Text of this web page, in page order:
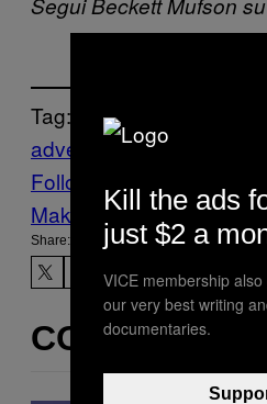
Tag:
adventure time
Follow Us On Discover
Make Us Preferred In
Share:
CONTENUTI
Kill the ads
just $2 a
VICE membership
our very best writing
documentaries.